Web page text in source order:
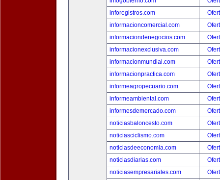
inforegistros.com
informacioncomercial.com
informaciondenegocios.com
informacionexclusiva.com
informacionmundial.com
informacionpractica.com
informeagropecuario.com
informeambiental.com
informesdemercado.com
noticiasbaloncesto.com
noticiasciclismo.com
noticiasdeeconomia.com
noticiasdiarias.com
noticiasempresariales.com